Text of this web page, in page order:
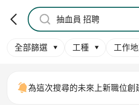
全部篩選 工種 工作
為這次搜尋的未來上新職位創